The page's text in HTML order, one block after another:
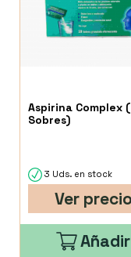
Aspirina Complex
Sobres)
3 Uds. en stock
Ver precio
Añadir